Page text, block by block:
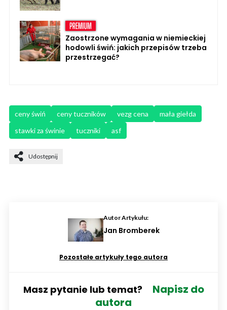
Zaostrzone wymagania w niemieckiej
hodowli świń: jakich przepisów trzeba
przestrzegać?
ceny świń ceny tuczników vezg cena
mała giełda
stawki za świnie
tuczniki asf
Udostępnij
Autor Artykułu:
Jan Bromberek
Pozostałe artykuły tego autora
Masz pytanie lub temat?
Napisz do
autora